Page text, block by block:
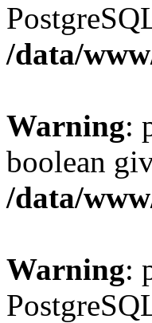
/data/
Warning:
boolean
/data/
Warning: